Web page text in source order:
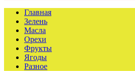
Главная
Зелень
Масла
Орехи
Фрукты
Ягоды
Разное